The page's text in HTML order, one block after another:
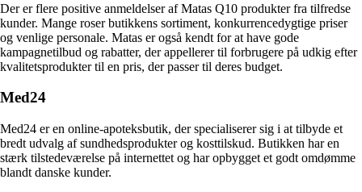
Der er flere positive anmeldelser af Matas Q10 produkter fra tilfredse
kunder. Mange roser butikkens sortiment, konkurrencedygtige priser
og venlige personale. Matas er også kendt for at have gode
kampagnetilbud og rabatter, der appellerer til forbrugere på udkig efter
kvalitetsprodukter til en pris, der passer til deres budget.
Med24
Med24 er en online-apoteksbutik, der specialiserer sig i at tilbyde et
bredt udvalg af sundhedsprodukter og kosttilskud. Butikken har en
stærk tilstedeværelse på internettet og har opbygget et godt omdømme
blandt danske kunder.